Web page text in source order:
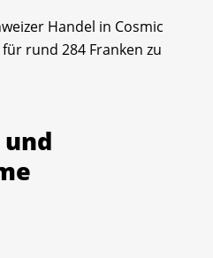
Handel in Cosmic
rund 284 Franken zu